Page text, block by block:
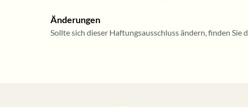
Änderungen
Sollte sich dieser Haftungsausschluss ändern, finden